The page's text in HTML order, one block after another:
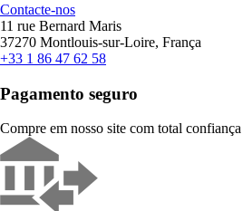
Contacte-nos
11 rue Bernard Maris
37270 Montlouis-sur-Loire, França
+33 1 86 47 62 58
Pagamento seguro
Compre em nosso site com total confiança